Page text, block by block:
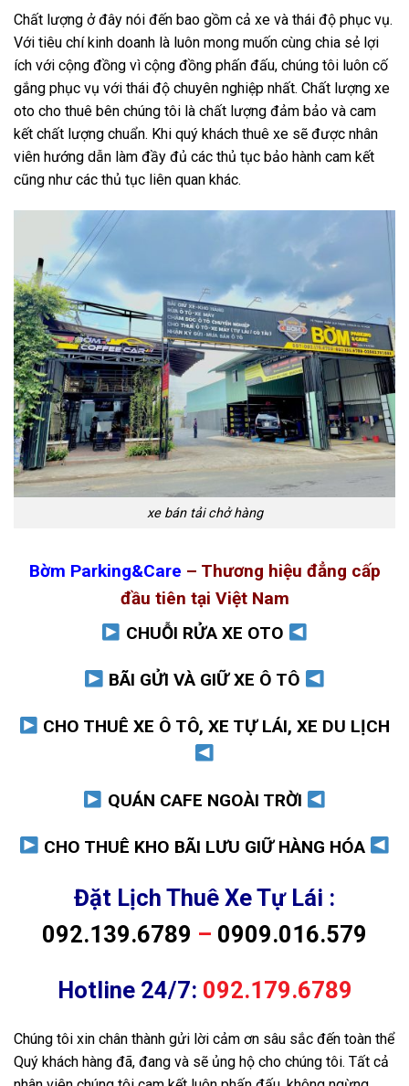
Chất lượng ở đây nói đến bao gồm cả xe và thái độ phục vụ.
Với tiêu chí kinh doanh là luôn mong muốn cùng chia sẻ lợi
ích với cộng đồng vì cộng đồng phấn đấu, chúng tôi luôn cố
gắng phục vụ với thái độ chuyên nghiệp nhất. Chất lượng xe
oto cho thuê bên chúng tôi là chất lượng đảm bảo và cam
kết chất lượng chuẩn. Khi quý khách thuê xe sẽ được nhân
viên hướng dẫn làm đầy đủ các thủ tục bảo hành cam kết
cũng như các thủ tục liên quan khác.
xe bán tải chở hàng
Bờm Parking&Care – Thương hiệu đẳng cấp
đầu tiên tại Việt Nam
CHUỖI RỬA XE OTO
BÃI GỬI VÀ GIỮ XE Ô TÔ
CHO THUÊ XE Ô TÔ, XE TỰ LÁI, XE DU LỊCH
QUÁN CAFE NGOÀI TRỜI
CHO THUÊ KHO BÃI LƯU GIỮ HÀNG HÓA
Đặt Lịch Thuê Xe Tự Lái :
092.139.6789 – 0909.016.579
Hotline 24/7: 092.179.6789
Chúng tôi xin chân thành gửi lời cảm ơn sâu sắc đến toàn thể
Quý khách hàng đã, đang và sẽ ủng hộ cho chúng tôi. Tất cả